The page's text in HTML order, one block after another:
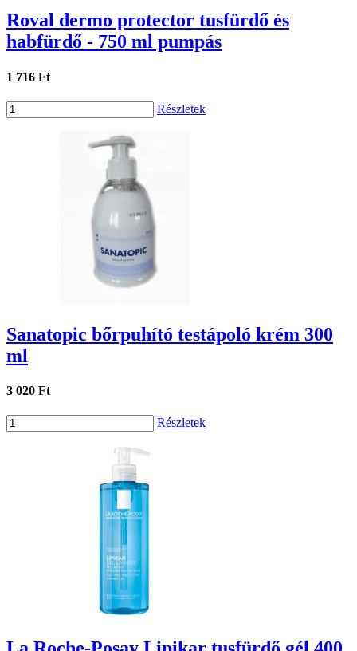
Roval dermo protector tusfürdő és
habfürdő - 750 ml pumpás
1 716 Ft
Részletek
Sanatopic bőrpuhító testápoló krém 300
ml
3 020 Ft
Részletek